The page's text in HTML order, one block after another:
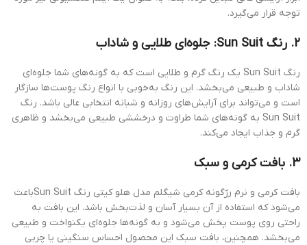
توجه قرار می‌گیرد.
2. رنگ Sun Suit: جلوه‌ای طلایی و شاداب
رنگ Sun Suit یک رنگ گرم و طلایی است که به گونه‌های شما جلوه‌ای
شاداب و طبیعی می‌بخشد. این رنگ به‌خوبی با انواع رنگ پوست‌ها سازگار
است و می‌تواند برای آرایش‌های روزانه و شبانه انتخابی عالی باشد. رنگ
Sun Suit به گونه‌های شما طراوت و درخششی طبیعی می‌بخشد و ظاهری
گرم و جذاب ایجاد می‌کند.
3. بافت کرمی و سبک
بافت کرمی و نرم رژگونه کرمی شیگلم مدل هلو کیتی رنگ Sun Suitباعث
می‌شود که استفاده از آن بسیار آسان و لذت‌بخش باشد. این بافت به
راحتی روی پوست پخش می‌شود و به گونه‌ها جلوه‌ای یکنواخت و طبیعی
می‌بخشد. همچنین، بافت سبک این محصول احساس سنگینی یا چربی